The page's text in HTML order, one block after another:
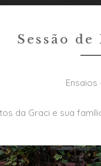
Sessão
Ensaios
da Graci e sua